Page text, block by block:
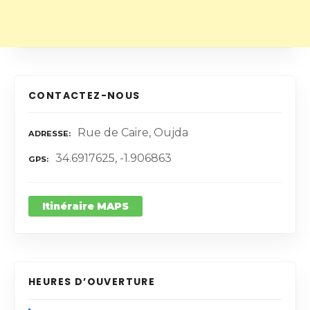
CONTACTEZ-NOUS
ADRESSE Rue de Caire, Oujda
GPS 34.6917625, -1.906863
Itinéraire MAPS
HEURES D’OUVERTURE